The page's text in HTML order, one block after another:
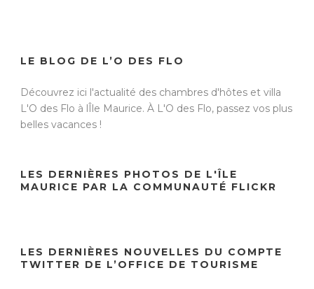
LE BLOG DE L’O DES FLO
Découvrez ici l'actualité des chambres d'hôtes et villa
L'O des Flo à lÎle Maurice. À L'O des Flo, passez vos plus
belles vacances !
LES DERNIÈRES PHOTOS DE L'ÎLE
MAURICE PAR LA COMMUNAUTÉ FLICKR
LES DERNIÈRES NOUVELLES DU COMPTE
TWITTER DE L’OFFICE DE TOURISME